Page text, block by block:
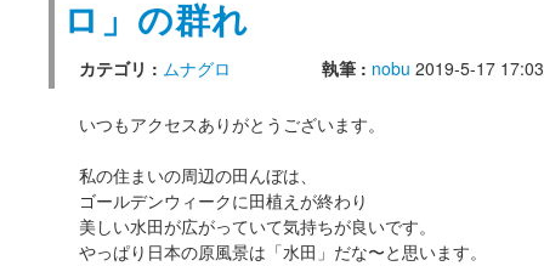
ロ」の群れ
カテゴリ : ムナグロ 執筆 : nobu 2019-5-17 17:03
いつもアクセスありがとうございます。
私の住まいの周辺の田んぼは、
ゴールデンウィークに田植えが終わり
美しい水田が広がっていて気持ちが良いです。
やっぱり日本の原風景は「水田」だな〜と思います。